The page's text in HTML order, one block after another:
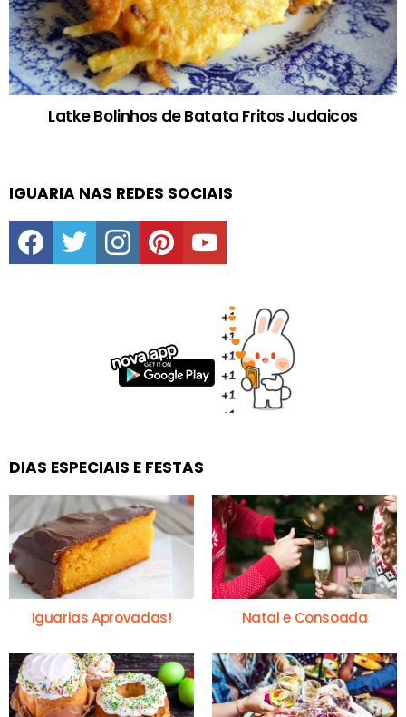
Latke Bolinhos de Batata Fritos Judaicos
IGUARIA NAS REDES SOCIAIS
facebooktwitter instagrampinterestyoutube
DIAS ESPECIAIS E FESTAS
Iguarias Aprovadas! Natal e Consoada